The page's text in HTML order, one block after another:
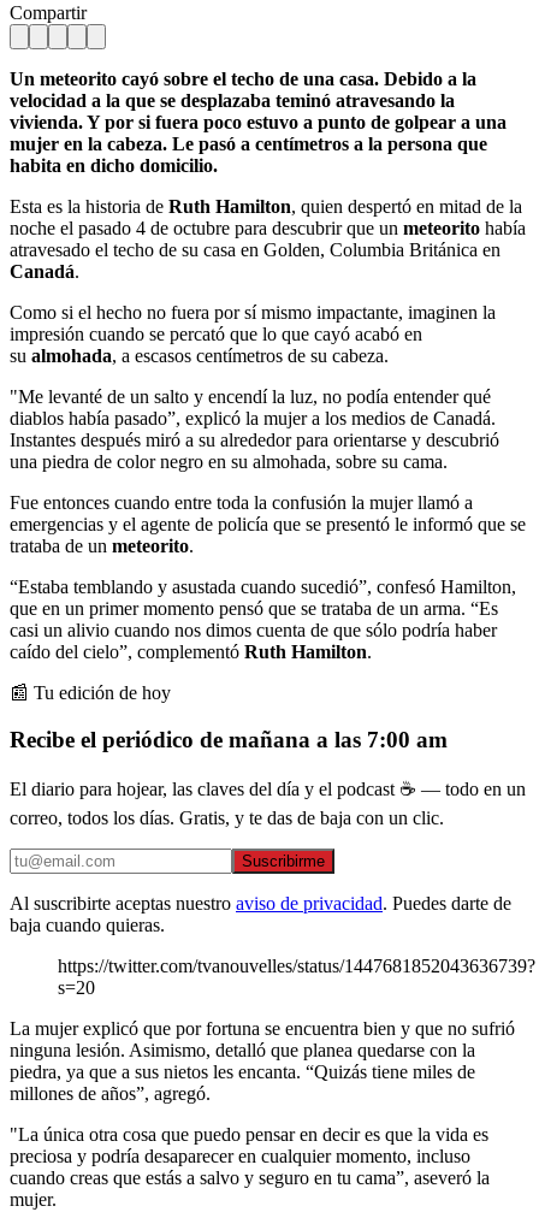
Compartir
Un meteorito cayó sobre el techo de una casa. Debido a la
velocidad a la que se desplazaba teminó atravesando la
vivienda. Y por si fuera poco estuvo a punto de golpear a una
mujer en la cabeza. Le pasó a centímetros a la persona que
habita en dicho domicilio.
Esta es la historia de Ruth Hamilton, quien despertó en mitad de la
noche el pasado 4 de octubre para descubrir que un meteorito había
atravesado el techo de su casa en Golden, Columbia Británica en
Canadá.
Como si el hecho no fuera por sí mismo impactante, imaginen la
impresión cuando se percató que lo que cayó acabó en
su almohada, a escasos centímetros de su cabeza.
"Me levanté de un salto y encendí la luz, no podía entender qué
diablos había pasado”, explicó la mujer a los medios de Canadá.
Instantes después miró a su alrededor para orientarse y descubrió
una piedra de color negro en su almohada, sobre su cama.
Fue entonces cuando entre toda la confusión la mujer llamó a
emergencias y el agente de policía que se presentó le informó que se
trataba de un meteorito.
“Estaba temblando y asustada cuando sucedió”, confesó Hamilton,
que en un primer momento pensó que se trataba de un arma. “Es
casi un alivio cuando nos dimos cuenta de que sólo podría haber
caído del cielo”, complementó Ruth Hamilton.
📰 Tu edición de hoy
Recibe el periódico de mañana a las 7:00 am
El diario para hojear, las claves del día y el podcast ☕ — todo en un
correo, todos los días. Gratis, y te das de baja con un clic.
Suscribirme
Al suscribirte aceptas nuestro aviso de privacidad. Puedes darte de
baja cuando quieras.
https://twitter.com/tvanouvelles/status/1447681852043636739?
s=20
La mujer explicó que por fortuna se encuentra bien y que no sufrió
ninguna lesión. Asimismo, detalló que planea quedarse con la
piedra, ya que a sus nietos les encanta. “Quizás tiene miles de
millones de años”, agregó.
"La única otra cosa que puedo pensar en decir es que la vida es
preciosa y podría desaparecer en cualquier momento, incluso
cuando creas que estás a salvo y seguro en tu cama”, aseveró la
mujer.